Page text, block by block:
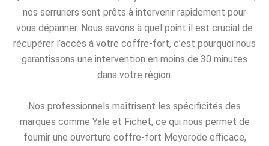
nos serruriers sont prêts à intervenir rapidement pour
vous dépanner. Nous savons à quel point il est crucial de
récupérer l’accès à votre coffre-fort, c’est pourquoi nous
garantissons une intervention en moins de 30 minutes
dans votre région.
Nos professionnels maîtrisent les spécificités des
marques comme Yale et Fichet, ce qui nous permet de
fournir une ouverture coffre-fort Meyerode efficace,